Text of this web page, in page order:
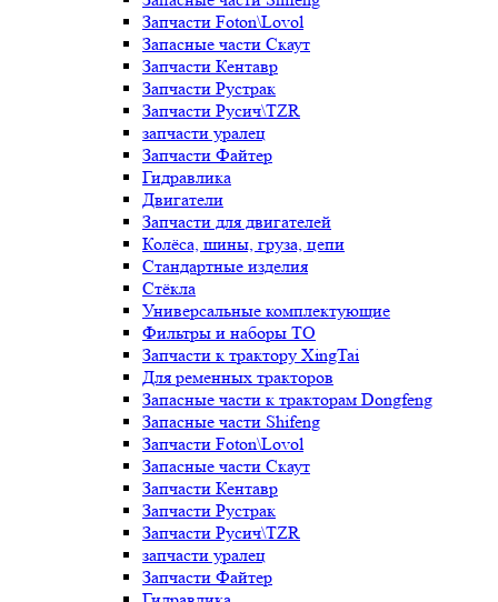
Запчасти Foton\Lovol
Запасные части Скаут
Запчасти Кентавр
Запчасти Рустрак
Запчасти Русич\TZR
запчасти уралец
Запчасти Файтер
Гидравлика
Двигатели
Запчасти для двигателей
Колёса, шины, груза, цепи
Стандартные изделия
Стёкла
Универсальные комплектующие
Фильтры и наборы ТО
Запчасти к трактору XingTai
Для ременных тракторов
Запасные части к тракторам Dongfeng
Запасные части Shifeng
Запчасти Foton\Lovol
Запасные части Скаут
Запчасти Кентавр
Запчасти Рустрак
Запчасти Русич\TZR
запчасти уралец
Запчасти Файтер